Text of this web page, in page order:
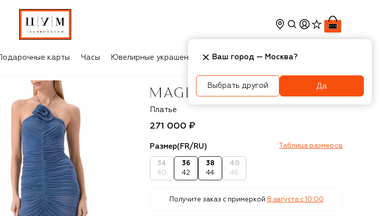
Подарочные карты Часы Ювелирные украшения Косметика Интерьер
Magda Butrym
Платье
271 000 ₽
Размер(FR/RU) Таблица размеров
34
40
36
42
38
44
40
46
Получите заказ с примеркой 8 августа c 10:00
Ваш город — Москва?
Выбрать другой Да